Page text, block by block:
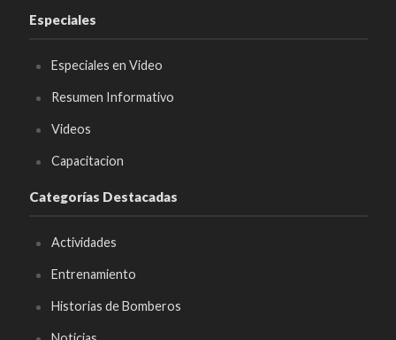
Especiales
Especiales en Video
Resumen Informativo
Videos
Capacitacion
Categorías Destacadas
Actividades
Entrenamiento
Historias de Bomberos